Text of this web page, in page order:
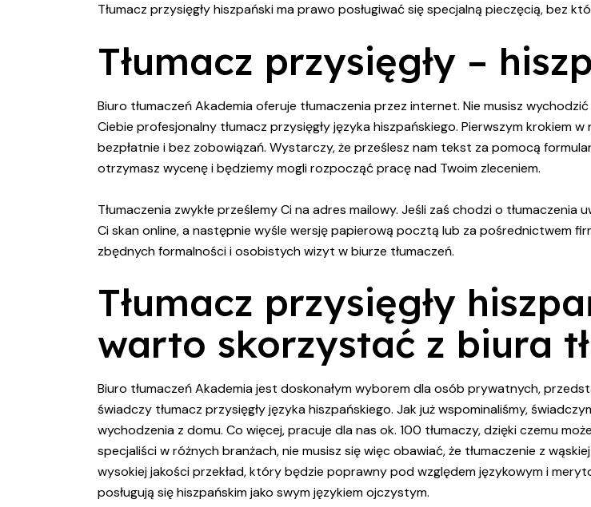
Tłumacz przysięgły hiszpański ma prawo posługiwać się specjalną pieczęcią, bez
Tłumacz przysięgły –
Biuro tłumaczeń Akademia oferuje tłumaczenia przez internet. Nie musisz
Ciebie profesjonalny tłumacz przysięgły języka hiszpańskiego. Pierwszym krokiem
bezpłatnie i bez zobowiązań. Wystarczy, że prześlesz nam tekst za pomocą
otrzymasz wycenę i będziemy mogli rozpocząć pracę nad Twoim zleceniem.
Tłumaczenia zwykłe prześlemy Ci na adres mailowy. Jeśli zaś chodzi o
Ci skan online, a następnie wyśle wersję papierową pocztą lub za pośrednictwem
zbędnych formalności i osobistych wizyt w biurze tłumaczeń.
Tłumacz przysięgły
warto skorzystać z biura
Biuro tłumaczeń Akademia jest doskonałym wyborem dla osób prywatnych,
świadczy tłumacz przysięgły języka hiszpańskiego. Jak już wspominaliśmy,
wychodzenia z domu. Co więcej, pracuje dla nas ok. 100 tłumaczy, dzięki czemu
specjaliści w różnych branżach, nie musisz się więc obawiać, że tłumaczenie z
wysokiej jakości przekład, który będzie poprawny pod względem językowym i
posługują się hiszpańskim jako swym językiem ojczystym.